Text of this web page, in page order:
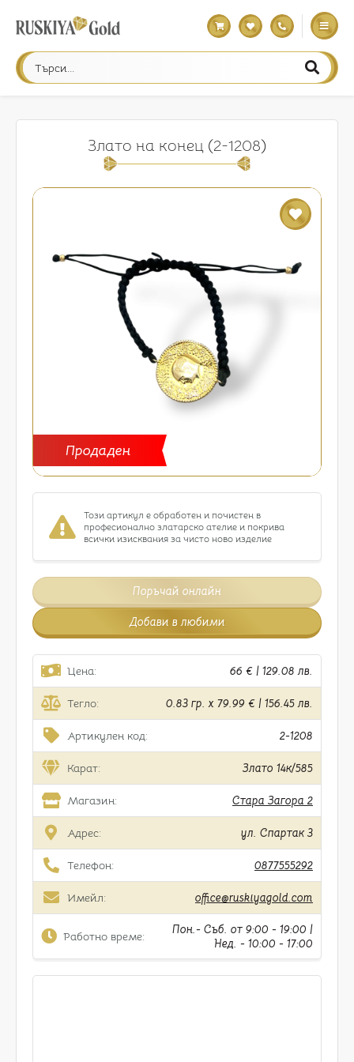
Злато на конец (2-1208)
Продаден
Този артикул е обработен и почистен в
професионално златарско ателие и покрива
всички изисквания за чисто ново изделие
Поръчай онлайн
Добави в любими
Цена: 66 € | 129.08 лв.
Тегло: 0.83 гр. x 79.99 € | 156.45 лв.
Артикулен код: 2-1208
Карат: Злато 14к/585
Магазин: Стара Загора 2
Адрес: ул. Спартак 3
Телефон: 0877555292
Имейл: office@ruskiyagold.com
Работно време:
Пон.- Съб. от 9:00 - 19:00 |
Нед. - 10:00 - 17:00